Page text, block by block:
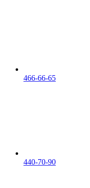
466-66-65
440-70-90